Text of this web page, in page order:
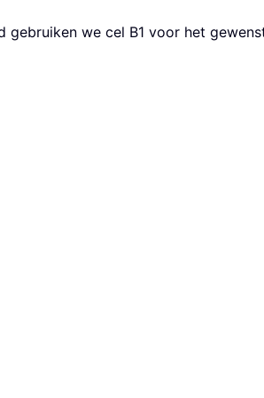
gebruiken we cel B1 voor het